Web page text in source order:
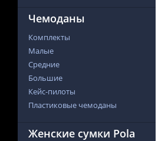
Чемоданы
Комплекты
Малые
Средние
Большие
Кейс-пилоты
Пластиковые чемоданы
Женские сумки Pola